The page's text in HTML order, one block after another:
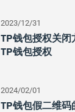
2023/12/31
TP钱包授权关闭
TP钱包授权
2024/02/01
TP钱包假二维